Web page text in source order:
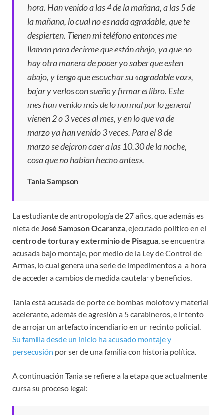
hora. Han venido a las 4 de la mañana, a las 5 de
la mañana, lo cual no es nada agradable, que te
despierten. Tienen mi teléfono entonces me
llaman para decirme que están abajo, ya que no
hay otra manera de poder yo saber que esten
abajo, y tengo que escuchar su «agradable voz»,
bajar y verlos con sueño y firmar el libro. Este
mes han venido más de lo normal por lo general
vienen 2 o 3 veces al mes, y en lo que va de
marzo ya han venido 3 veces. Para el 8 de
marzo se dejaron caer a las 10.30 de la noche,
cosa que no habían hecho antes».
Tania Sampson
La estudiante de antropología de 27 años, que además es
nieta de José Sampson Ocaranza , ejecutado político en el
centro de tortura y exterminio de Pisagua , se encuentra
acusada bajo montaje, por medio de la Ley de Control de
Armas, lo cual genera una serie de impedimentos a la hora
de acceder a cambios de medida cautelar y beneficios.
Tania está acusada de porte de bombas molotov y material
acelerante, además de agresión a 5 carabineros, e intento
de arrojar un artefacto incendiario en un recinto policial.
Su familia desde un inicio ha acusado montaje y
persecusión por ser de una familia con historia política.
A continuación Tania se refiere a la etapa que actualmente
cursa su proceso legal: